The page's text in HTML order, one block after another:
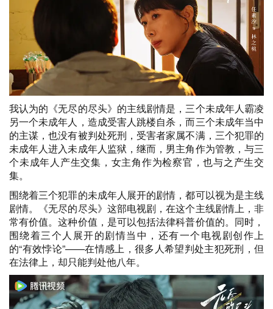
我认为的《无尽的尽头》的主线剧情是，三个未成年人霸凌
另一个未成年人，造成受害人跳楼自杀，而三个未成年当中
的主谋，也没有被判处死刑，受害者家属不满，三个犯罪的
未成年人进入未成年人监狱，继而，男主角作为管教，与三
个未成年人产生交集，女主角作为检察官，也与之产生交
集。
围绕着三个犯罪的未成年人展开的剧情，都可以视为是主线
剧情。《无尽的尽头》这部电视剧，在这个主线剧情上，非
常有价值。这种价值，是可以包括法律科普价值的。同时，
围绕着三个人展开的剧情当中，还有一个电视剧创作上
的“有效悖论”——在情感上，很多人希望判处主犯死刑，但
在法律上，却只能判处他八年。